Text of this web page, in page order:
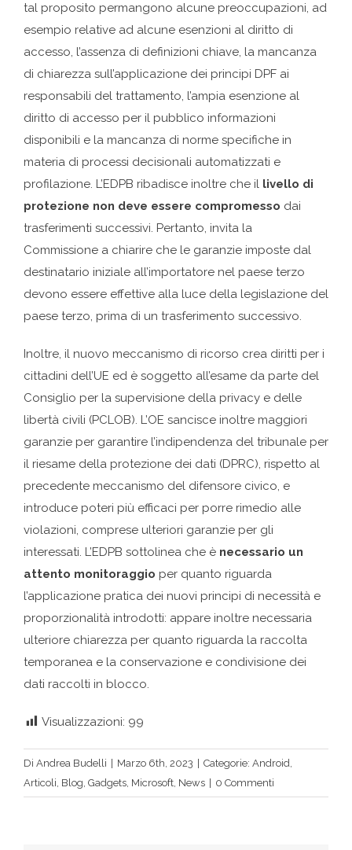
tal proposito permangono alcune preoccupazioni, ad
esempio relative ad alcune esenzioni al diritto di
accesso, l’assenza di definizioni chiave, la mancanza
di chiarezza sull’applicazione dei principi DPF ai
responsabili del trattamento, l’ampia esenzione al
diritto di accesso per il pubblico informazioni
disponibili e la mancanza di norme specifiche in
materia di processi decisionali automatizzati e
profilazione. L’EDPB ribadisce inoltre che il livello di
protezione non deve essere compromesso dai
trasferimenti successivi. Pertanto, invita la
Commissione a chiarire che le garanzie imposte dal
destinatario iniziale all’importatore nel paese terzo
devono essere effettive alla luce della legislazione del
paese terzo, prima di un trasferimento successivo.
Inoltre, il nuovo meccanismo di ricorso crea diritti per i
cittadini dell’UE ed è soggetto all’esame da parte del
Consiglio per la supervisione della privacy e delle
libertà civili (PCLOB). L’OE sancisce inoltre maggiori
garanzie per garantire l’indipendenza del tribunale per
il riesame della protezione dei dati (DPRC), rispetto al
precedente meccanismo del difensore civico, e
introduce poteri più efficaci per porre rimedio alle
violazioni, comprese ulteriori garanzie per gli
interessati. L’EDPB sottolinea che è necessario un
attento monitoraggio per quanto riguarda
l’applicazione pratica dei nuovi principi di necessità e
proporzionalità introdotti: appare inoltre necessaria
ulteriore chiarezza per quanto riguarda la raccolta
temporanea e la conservazione e condivisione dei
dati raccolti in blocco.
Visualizzazioni: 99
Di Andrea Budelli Marzo 6th, 2023 Categorie: Android,
Articoli, Blog, Gadgets, Microsoft, News 0 Commenti